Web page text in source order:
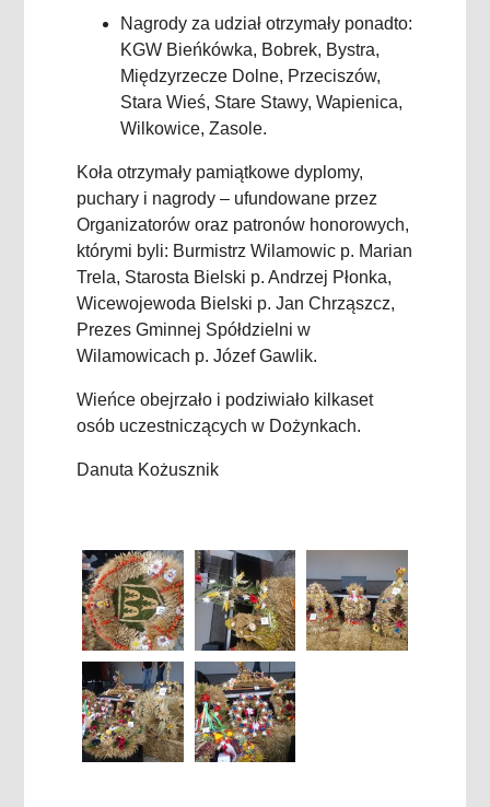
Nagrody za udział otrzymały ponadto:
KGW Bieńkówka, Bobrek, Bystra,
Międzyrzecze Dolne, Przeciszów,
Stara Wieś, Stare Stawy, Wapienica,
Wilkowice, Zasole.
Koła otrzymały pamiątkowe dyplomy,
puchary i nagrody – ufundowane przez
Organizatorów oraz patronów honorowych,
którymi byli: Burmistrz Wilamowic p. Marian
Trela, Starosta Bielski p. Andrzej Płonka,
Wicewojewoda Bielski p. Jan Chrząszcz,
Prezes Gminnej Spółdzielni w
Wilamowicach p. Józef Gawlik.
Wieńce obejrzało i podziwiało kilkaset
osób uczestniczących w Dożynkach.
Danuta Kożusznik